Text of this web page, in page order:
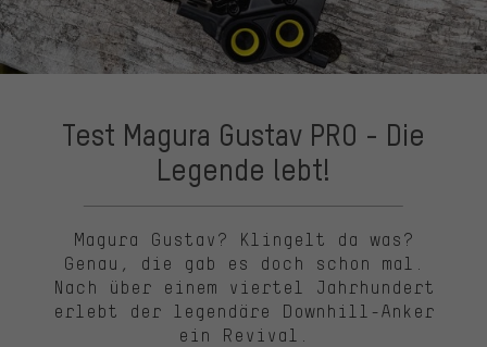
Test Magura Gustav PRO - Die
Legende lebt!
Magura Gustav? Klingelt da was?
Genau, die gab es doch schon mal.
Nach über einem viertel Jahrhundert
erlebt der legendäre Downhill-Anker
ein Revival.